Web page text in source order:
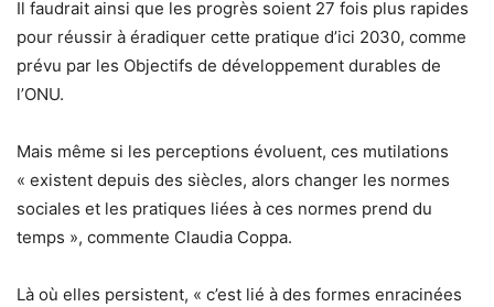
Il faudrait ainsi que les progrès soient 27 fois plus rapides
pour réussir à éradiquer cette pratique d’ici 2030, comme
prévu par les Objectifs de développement durables de
l’ONU.
Mais même si les perceptions évoluent, ces mutilations
« existent depuis des siècles, alors changer les normes
sociales et les pratiques liées à ces normes prend du
temps », commente Claudia Coppa.
Là où elles persistent, « c’est lié à des formes enracinées